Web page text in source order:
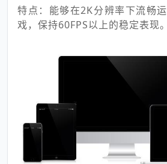
特点：能够在2K分辨率下流畅
戏，保持60FPS以上的稳定表现。